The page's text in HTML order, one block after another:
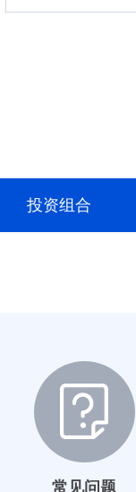
投资组合
常见问题